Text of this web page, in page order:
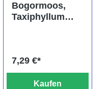
Bogormoos,
Taxiphyllum
7,29 €*
Kaufen